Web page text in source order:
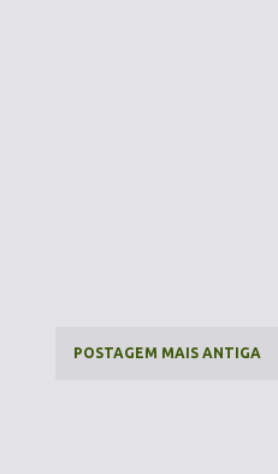
POSTAGEM MAIS ANTIGA